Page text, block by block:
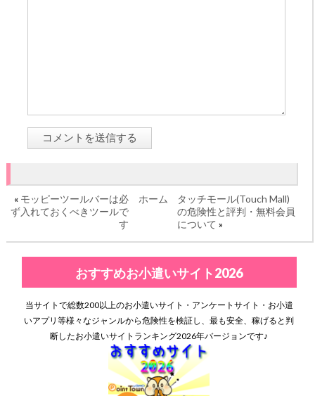
« モッピーツールバーは必
ず入れておくべきツールで
す
ホーム
タッチモール(Touch Mall)
の危険性と評判・無料会員
について »
おすすめお小遣いサイト2026
当サイトで総数200以上のお小遣いサイト・アンケートサイト・お小遣
いアプリ等様々なジャンルから危険性を検証し、最も安全、稼げると判
断したお小遣いサイトランキング2026年バージョンです♪